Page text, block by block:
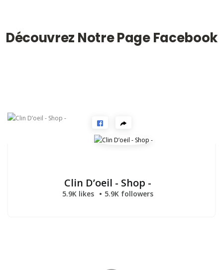
Découvrez Notre Page Facebook
Clin D’oeil - Shop -
5.9K likes 5.9K followers